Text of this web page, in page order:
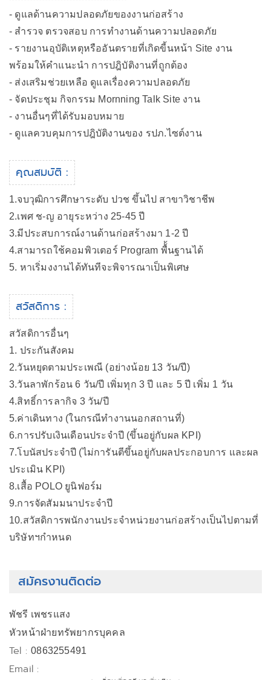
- ดูแลด้านความปลอดภัยของงานก่อสร้าง
- สำรวจ ตรวจสอบ การทำงานด้านความปลอดภัย
- รายงานอุบัติเหตุหรืออันตรายที่เกิดขี้นหน้า Site งาน
พร้อมให้คำแนะนำ การปฎิบัติงานที่ถูกต้อง
- ส่งเสริมช่วยเหลือ ดูแลเรื่องความปลอดภัย
- จัดประชุม กิจกรรม Mornning Talk Site งาน
- งานอื่นๆที่ได้รับมอบหมาย
- ดูแลควบคุมการปฎิบัติงานของ รปภ.ไซต์งาน
คุณสมบัติ :
1.จบวุฒิการศึกษาระดับ ปวช ขึ้นไป สาขาวิชาชีพ
2.เพศ ช-ญ อายุระหว่าง 25-45 ปี
3.มีประสบการณ์งานด้านก่อสร้างมา 1-2 ปี
4.สามารถใช้คอมพิวเตอร์ Program พื้้นฐานได้
5. หาเริ่มงงานได้ทันทีจะพิจารณาเป็นพิเศษ
สวัสดิการ :
สวัสดิการอื่นๆ
1. ประกันสังคม
2.วันหยุดตามประเพณี (อย่างน้อย 13 วัน/ปี)
3.วันลาพักร้อน 6 วัน/ปี เพิ่มทุก 3 ปี และ 5 ปี เพิ่ม 1 วัน
4.สิทธิ์การลากิจ 3 วัน/ปี
5.ค่าเดินทาง (ในกรณีทำงานนอกสถานที่)
6.การปรับเงินเดือนประจำปี (ขึ้นอยู่กับผล KPI)
7.โบนัสประจำปี (ไม่การันตีขึ้นอยู่กับผลประกอบการ และผล
ประเมิน KPI)
8.เสื้อ POLO ยูนิฟอร์ม
9.การจัดสัมมนาประจำปี
10.สวัสดิการพนักงานประจำหน่วยงานก่อสร้างเป็นไปตามที่
บริษัทฯกำหนด
สมัครงานติดต่อ
พัชรี เพชรแสง
หัวหน้าฝ่ายทรัพยากรบุคคล
Tel :0863255491
Email :